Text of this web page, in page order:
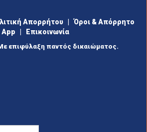
Απορρήτου
Όροι & Απόρρητο
Επικοινωνία
επιφύλαξη παντός δικαιώματος.